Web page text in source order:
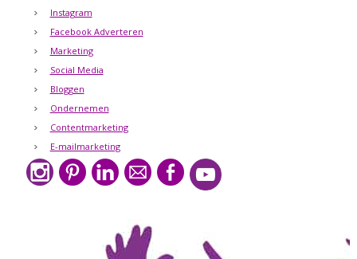
Instagram
Facebook Adverteren
Marketing
Social Media
Bloggen
Ondernemen
Contentmarketing
E-mailmarketing